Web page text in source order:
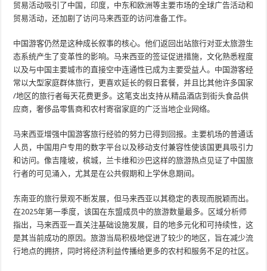
贸易活动吸引了中国，印度，中东和欧洲等主要市场的全球广告活动和
贸易活动，还加剧了访问马来西亚的访问准备工作。
中国游客仍然是这种成长叙事的核心。他们返回出站旅行对亚太旅游生
态系统产生了变革性的影响。马来西亚的签证促进措施，文化熟悉程度
以及与中国主要城市的直接空中连通性已成为主要受益人。中国游客经
常以大型家庭群体旅行，更喜欢延长的假日套餐，并且比其他许多国家
/地区的旅行者每天花费更多。这笔支出支持从精品酒店到街头食品供
应商，奢侈品零售商和农村寄宿家庭的广泛当地企业网络。
马来西亚增强中国游客旅行经验的努力已得到回报。主要机场的普通话
人员，中国用户专用的数字平台以及移动支付兼容性使该国更具吸引力
和访问。像吉隆坡，槟城，兰卡维和沙巴这样的旅游热点见证了中国旅
行者的可见涌入，尤其是在公共假期和上学休息期间。
东南亚的旅行景观不断发展，但马来西亚以其稳定的表现而脱颖而出。
在2025年第一季度，该国在东盟成员中的旅游数量最多。区域分析师
指出，马来西亚一直关注基础设施发展，目的地多元化和可持续性，这
是其当前成功的原因。旅游当局积极地促进了较少的地区，旨在减少流
行地点的拥挤，同时将经济利益传播给更多的农村和服务不足的社区。